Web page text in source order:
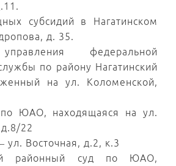
субсидий в Нагатинском
д. 35.
федеральной
по району Нагатинский
на ул. Коломенской,
по ЮАО, находящаяся на ул.
22
– ул. Восточная, д.2, к.3
районный суд по ЮАО,